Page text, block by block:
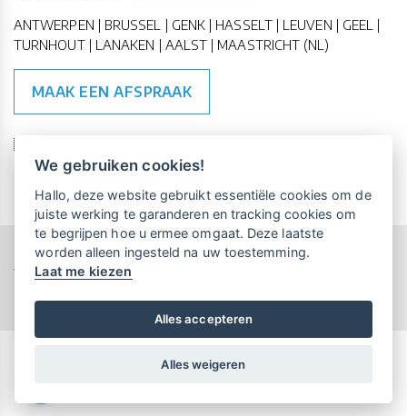
ANTWERPEN | BRUSSEL | GENK | HASSELT | LEUVEN | GEEL |
TURNHOUT | LANAKEN | AALST | MAASTRICHT (NL)
MAAK EEN AFSPRAAK
🇪🇺 🇧🇪
Copyright All Rights Reserved © 2015-2026 UP-TO-DATE
WebDesign
Privacy & Cookies
Locations Algemene Voorwaarden
We gebruiken cookies!
Hallo, deze website gebruikt essentiële cookies om de
juiste werking te garanderen en tracking cookies om
te begrijpen hoe u ermee omgaat. Deze laatste
worden alleen ingesteld na uw toestemming.
Laat me kiezen
Alles accepteren
Alles weigeren
een persoonlijke demo.
Maandelijks gratis opleidingen